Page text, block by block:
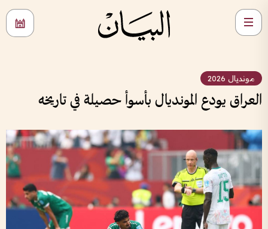
مونديال 2026
العراق يودع المونديال بأسوأ حصيلة في تاريخه